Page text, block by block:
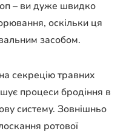
– ви дуже швидко
оскільки ця
засобом.
секрецію травних
процеси бродіння в
систему. Зовнішньо
ротової